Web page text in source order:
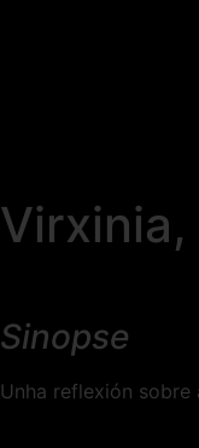
Sinopse
Unha reflexión